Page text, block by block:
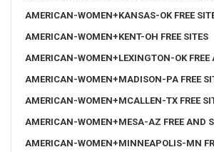
AMERICAN-WOMEN+KANSAS-OK FREE
AMERICAN-WOMEN+KENT-OH FREE SITES
AMERICAN-WOMEN+LEXINGTON-OK FREE
AMERICAN-WOMEN+MADISON-PA FREE
AMERICAN-WOMEN+MCALLEN-TX FREE
AMERICAN-WOMEN+MESA-AZ FREE AND
AMERICAN-WOMEN+MINNEAPOLIS-MN